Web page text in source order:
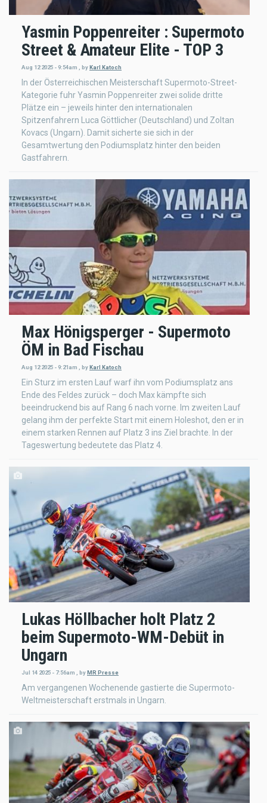
Yasmin Poppenreiter : Supermoto
Street & Amateur Elite - TOP 3
Aug 12 2025 - 9:54am byKarl Katoch
In der Österreichischen Meisterschaft Supermoto-Street-
Kategorie fuhr Yasmin Poppenreiter zwei solide dritte
Plätze ein – jeweils hinter den internationalen
Spitzenfahrern Luca Göttlicher (Deutschland) und Zoltan
Kovacs (Ungarn). Damit sicherte sie sich in der
Gesamtwertung den Podiumsplatz hinter den beiden
Gastfahrern.
Max Hönigsperger - Supermoto
ÖM in Bad Fischau
Aug 12 2025 - 9:21am byKarl Katoch
Ein Sturz im ersten Lauf warf ihn vom Podiumsplatz ans
Ende des Feldes zurück – doch Max kämpfte sich
beeindruckend bis auf Rang 6 nach vorne. Im zweiten Lauf
gelang ihm der perfekte Start mit einem Holeshot, den er in
einem starken Rennen auf Platz 3 ins Ziel brachte. In der
Tageswertung bedeutete das Platz 4.
Lukas Höllbacher holt Platz 2
beim Supermoto-WM-Debüt in
Ungarn
Jul 14 2025 - 7:56am , byMR Presse
Am vergangenen Wochenende gastierte die Supermoto-
Weltmeisterschaft erstmals in Ungarn.